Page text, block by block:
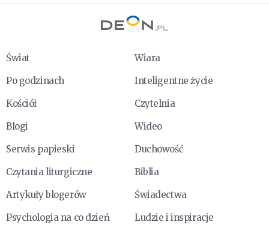
Świat
Wiara
Po godzinach
Inteligentne życie
Kościół
Czytelnia
Blogi
Wideo
Serwis papieski
Duchowość
Czytania liturgiczne
Biblia
Artykuły blogerów
Świadectwa
Psychologia na co dzień
Ludzie i inspiracje